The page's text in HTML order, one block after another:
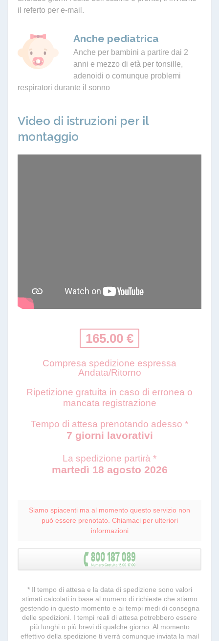
il referto per e-mail.
Anche pediatrica
Anche per bambini a partire dai 2
anni e mezzo di età per tonsille,
adenoidi o comunque problemi
respiratori durante il sonno
Video di istruzioni per il
montaggio
165.00 €
Compresa spedizione espressa
Andata/Ritorno
Ripetizione gratuita in caso di erronea o
mancata registrazione
Tempo di attesa prenotando adesso *
7 giorni lavorativi
La spedizione partirà *
martedì 18 agosto 2026
Siamo spiacenti ma al momento questo servizio non
può essere prenotato. Chiamaci per ulteriori
informazioni
* Il tempo di attesa e la data di spedizione sono valori
stimati calcolati in base al numero di richieste che stiamo
gestendo in questo momento e ai tempi medi di consegna
delle spedizioni. I tempi reali di attesa potrebbero essere
più lunghi o più brevi di qualche giorno. Al momento
effettivo della spedizione ti verrà comunque inviata la mail